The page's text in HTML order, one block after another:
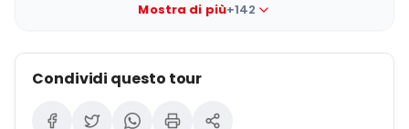
Mostra di più+142
Condividi questo tour